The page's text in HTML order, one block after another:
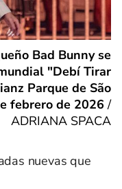
Bad Bunny se
"Debí Tirar
Parque de São
febrero de 2026 /
ADRIANA SPACA
nuevas que